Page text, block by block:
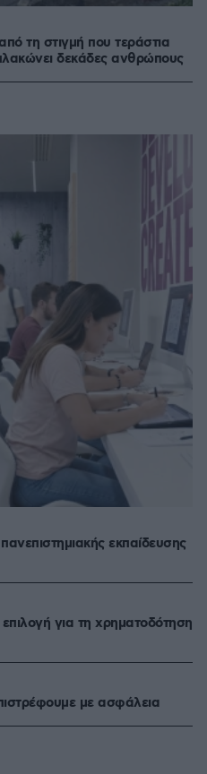
τη στιγμή που τεράστια
δεκάδες ανθρώπους
εκπαίδευσης
για τη χρηματοδότηση
με ασφάλεια